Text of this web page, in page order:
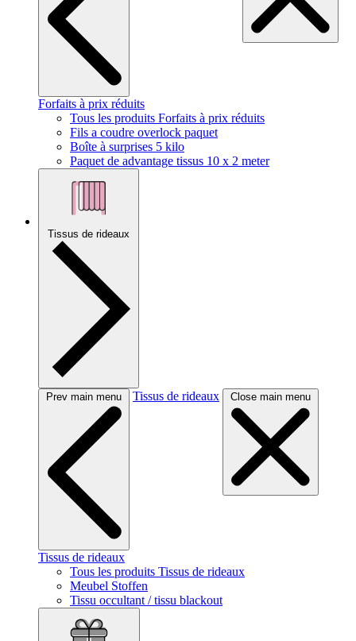
Forfaits à prix réduits
Tous les produits Forfaits à prix réduits
Fils a coudre overlock paquet
Boîte à surprises 5 kilo
Paquet de advantage tissus 10 x 2 meter
Tissus de rideaux
Prev main menu Tissus de rideaux Close main menu
Tissus de rideaux
Tous les produits Tissus de rideaux
Meubel Stoffen
Tissu occultant / tissu blackout